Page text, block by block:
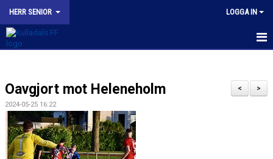
HERR SENIOR LOGGA IN
NYHETER
KALENDER
TRUPPEN
>
<
Oavgjort mot Heleneholm
2024-05-25 16:22